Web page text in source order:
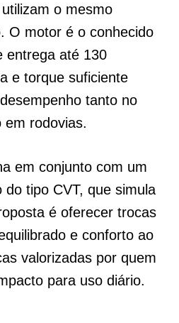
o mesmo
O motor é o conhecido
entrega até 130
e torque suficiente
tanto no
em rodovias.
em conjunto com um
tipo CVT, que simula
é oferecer trocas
e conforto ao
valorizadas por quem
para uso diário.